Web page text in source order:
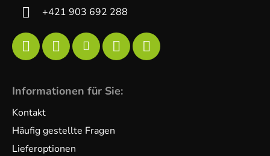
+421 903 692 288
Informationen für Sie:
Kontakt
Häufig gestellte Fragen
Lieferoptionen